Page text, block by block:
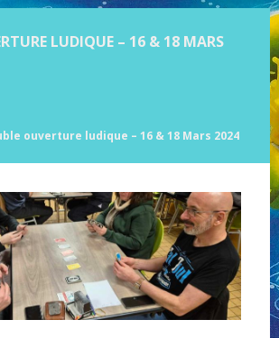
JEU
?
LUDIQUE – 16 & 18 MARS
ouverture ludique – 16 & 18 Mars 2024